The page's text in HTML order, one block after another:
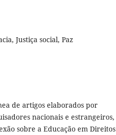
Justiça social, Paz
de artigos elaborados por
nacionais e estrangeiros,
sobre a Educação em Direitos